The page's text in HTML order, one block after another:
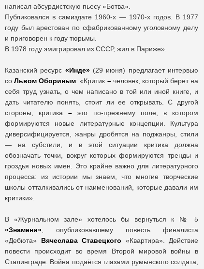
написал абсурдистскую пьесу «Ботва».
Публиковался в самиздате 1960-х — 1970-х годов. В 1977
году был арестован по сфабрикованному уголовному делу
и приговорен к году тюрьмы.
В 1978 году эмигрировал из СССР, жил в Париже».
Казанский ресурс «Инде»(29 июня) предлагает интервью
соЛьвом Обориным: «Критик –человек, который берет на
себя труд узнать, о чем написано в той или иной книге, и
дать читателю понять, стоит ли ее открывать. С другой
стороны, критика– это по-прежнему поле, в котором
формируются новые литературные концепции. Культура
диверсифицируется, жанры дробятся на поджанры, стили
— на субстили, и в этой ситуации критика должна
обозначать точки, вокруг которых формируются тренды и
гроздья новых имен. Это крайне важно для литературного
процесса: из истории мы знаем, что многие творческие
школы отталкивались от наименований, которые давали им
критики».
В «Журнальном зале» хотелось бы вернуться к № 5
«Знамени» , опубликовавшему повесть финалиста
«Дебюта» Вячеслава Ставецкого «Квартира». Действие
повести происходит во время Второй мировой войны в
Сталинграде. Война подаётся глазами румынского солдата,